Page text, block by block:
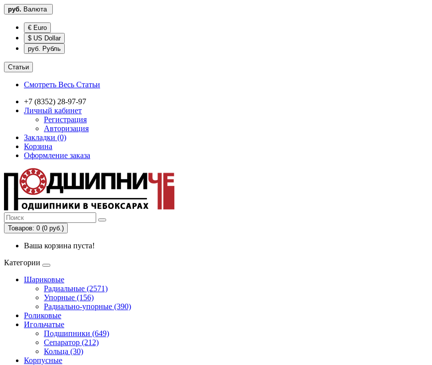
руб. Валюта
€ Euro
$ US Dollar
руб. Рубль
Статьи
Смотреть Весь Статьи
+7 (8352) 28-97-97
Личный кабинет
Регистрация
Авторизация
Закладки (0)
Корзина
Оформление заказа
Товаров: 0 (0 руб.)
Ваша корзина пуста!
Категории
Шариковые
Радиальные (2571)
Упорные (156)
Радиально-упорные (390)
Роликовые
Игольчатые
Подшипники (649)
Сепаратор (212)
Кольца (30)
Корпусные